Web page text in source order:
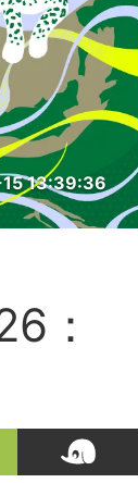
13:39:36
：